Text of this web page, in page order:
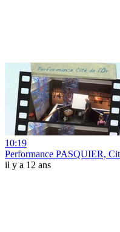
10:19
Performance PASQUIER,
il y a 12 ans